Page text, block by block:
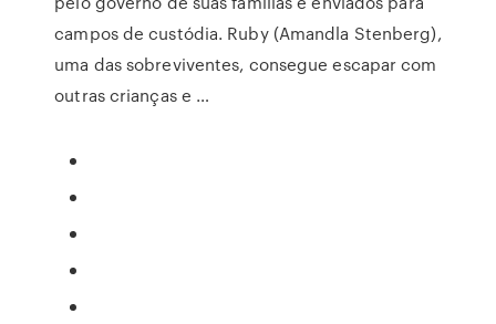
campos de custódia. Ruby (Amandla Stenberg),
uma das sobreviventes, consegue escapar com
outras crianças e …